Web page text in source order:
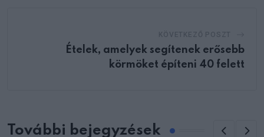
Ételek, amelyek segítenek erősebb
körmöket építeni 40 felett
További bejegyzések